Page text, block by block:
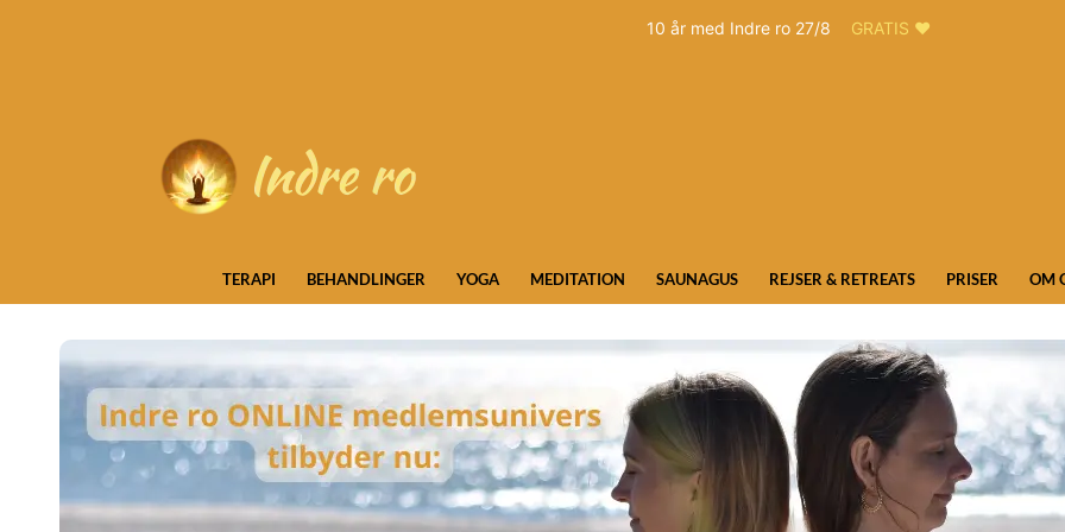
10 år med Indre ro 27/8 GRATIS ❤️
TERAPI BEHANDLINGER YOGA MEDITATION SAUNAGUS REJSER & RETREATS PRISER OM